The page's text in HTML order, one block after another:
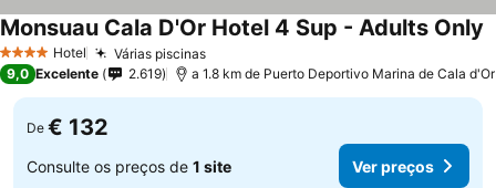
4 EstrelasHotel Várias piscinas
Monsuau Cala D'Or Hotel 4 Sup - Adults Only
9,0 Excelente 2.619 a 1.8 km de Puerto Deportivo Marina de Cala d'Or
De € 132
Consulte os preços de 1 site Ver preços